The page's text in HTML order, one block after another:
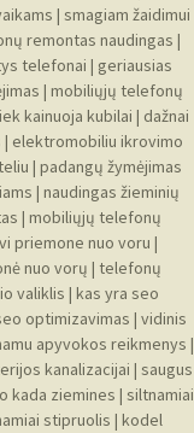
| smagiam žaidimui
remontas naudingas |
telefonai | geriausias
| mobiliųjų telefonų
kainuoja kubilai | dažnai
| elektromobiliu ikrovimo
| padangų žymėjimas
| naudingas žieminių
| mobiliųjų telefonų
priemone nuo voru |
nuo vorų | telefonų
valiklis | kas yra seo
optimizavimas | vidinis
apyvokos reikmenys |
kanalizacijai | saugus
kada ziemines | siltnamiai
stipruolis | kodel